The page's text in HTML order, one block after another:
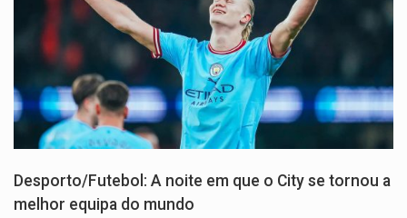
Desporto/Futebol: A noite em que o City se tornou a
melhor equipa do mundo